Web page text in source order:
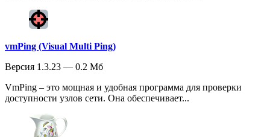
vmPing (Visual Multi Ping)
Версия 1.3.23 — 0.2 Мб
VmPing – это мощная и удобная программа для проверки
доступности узлов сети. Она обеспечивает...